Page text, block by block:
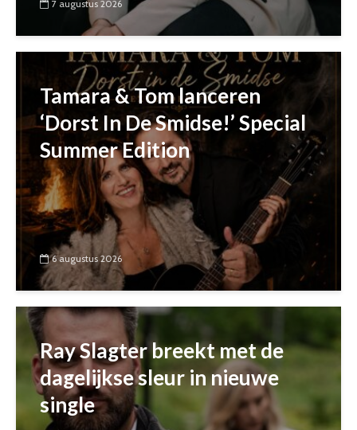
7 augustus 2026
Tamara & Tom lanceren
‘Dorst In De Smidse!’ Special
Summer Edition
6 augustus 2026
Ray Slagter breekt met de
dagelijkse sleur in nieuwe
single